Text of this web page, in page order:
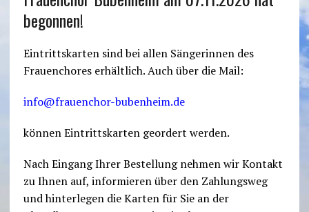
begonnen!
Eintrittskarten sind bei allen Sängerinnen des
Frauenchores erhältlich. Auch über die Mail:
info@frauenchor-bubenheim.de
können Eintrittskarten geordert werden.
Nach Eingang Ihrer Bestellung nehmen wir Kontakt
zu Ihnen auf, informieren über den Zahlungsweg
und hinterlegen die Karten für Sie an der